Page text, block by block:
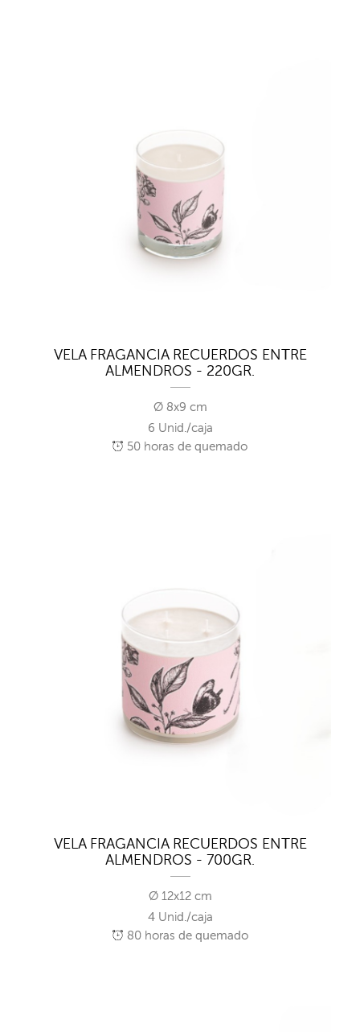
VELA FRAGANCIA RECUERDOS ENTRE
ALMENDROS - 220GR.
Ø 8x9 cm
6 Unid./caja
50 horas de quemado
VELA FRAGANCIA RECUERDOS ENTRE
ALMENDROS - 700GR.
Ø 12x12 cm
4 Unid./caja
80horas de quemado